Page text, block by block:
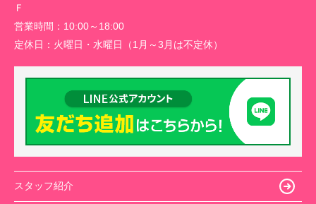
Ｆ
営業時間： 10:00～18:00
定休日： 火曜日・水曜日（1月～3月は不定休）
スタッフ紹介